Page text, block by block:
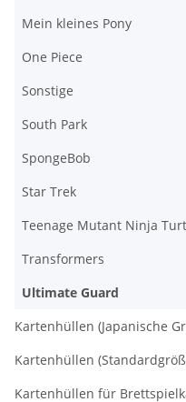
Mein kleines Pony
One Piece
Sonstige
South Park
SpongeBob
Star Trek
Teenage Mutant Ninja
Transformers
Ultimate Guard
Kartenhüllen (Japanische
Kartenhüllen
Kartenhüllen für